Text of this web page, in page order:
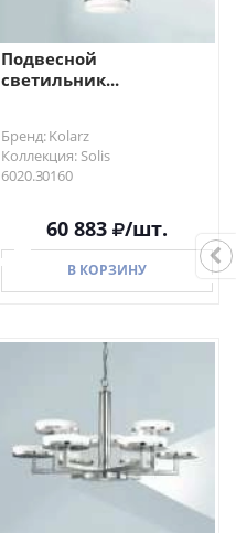
Подвесной
светильник...
Бренд: Kolarz
Коллекция: Solis
6020.30160
60 883 /шт.
В КОРЗИНУ
В КОРЗИНУ